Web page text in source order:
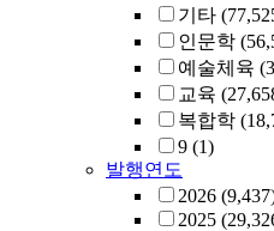
기타
인문학
예술체육
교육
복합학
9 (1)
발행연도
2026
2025